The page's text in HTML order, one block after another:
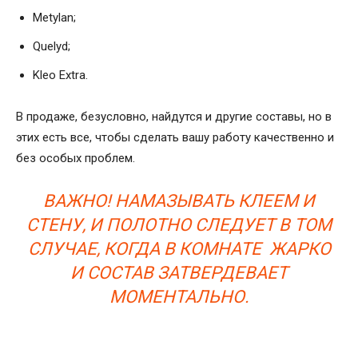
Metylan;
Quelyd;
Kleo Extra.
В продаже, безусловно, найдутся и другие составы, но в
этих есть все, чтобы сделать вашу работу качественно и
без особых проблем.
ВАЖНО! НАМАЗЫВАТЬ КЛЕЕМ И
СТЕНУ, И ПОЛОТНО СЛЕДУЕТ В ТОМ
СЛУЧАЕ, КОГДА В КОМНАТЕ ЖАРКО
И СОСТАВ ЗАТВЕРДЕВАЕТ
МОМЕНТАЛЬНО.